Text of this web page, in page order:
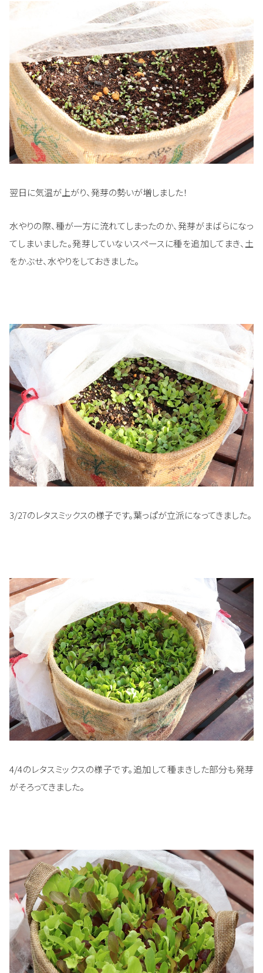
翌日に気温が上がり、発芽の勢いが増しました！
水やりの際、種が一方に流れてしまったのか、発芽がまばらになっ
てしまいました。発芽していないスペースに種を追加してまき、土
をかぶせ、水やりをしておきました。
3/27のレタスミックスの様子です。葉っぱが立派になってきました。
4/4のレタスミックスの様子です。追加して種まきした部分も発芽
がそろってきました。